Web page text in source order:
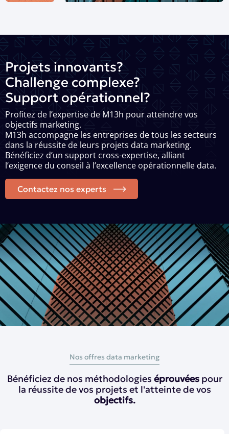
Projets innovants?
Challenge complexe?
Support opérationnel?
Profitez de l’expertise de M13h pour atteindre vos
objectifs marketing.
M13h accompagne les entreprises de tous les secteurs
dans la réussite de leurs projets data marketing.
Bénéficiez d’un support cross-expertise, alliant
l’exigence du conseil à l’excellence opérationnelle data.
Contactez nos experts
Nos offres data marketing
Bénéficiez de nos méthodologies éprouvéespour
la réussite de vos projets et l'atteinte de vos
objectifs.